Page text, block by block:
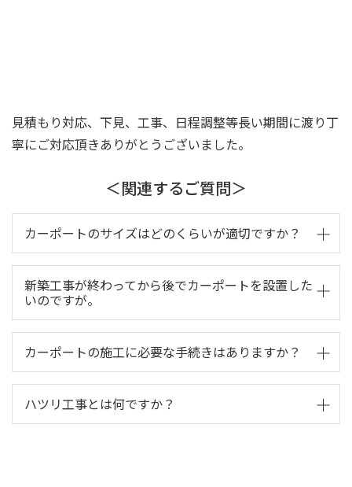
見積もり対応、下見、工事、日程調整等長い期間に渡り丁
寧にご対応頂きありがとうございました。
＜関連するご質問＞
カーポートのサイズはどのくらいが適切ですか？
カーポートのサイズは、駐車する車の大きさに合わせ
て選びましょう。車両の全長、全幅、全高に加えて、
余裕を持ったサイズを選ぶのがおすすめです。
新築工事が終わってから後でカーポートを設置した
いのですが。
最初にハウスメーカー（住宅会社）へカーポートを付
けると伝え、あらかじめ「柱の部分のコンクリートを
打たない」ようにお願いしておくと、後でカーポート
を付ける際に費用が上がりません。コンクリートを先
に打ってしまうと、穴あけのための工事費が余分にか
カーポートの施工に必要な手続きはありますか？
カーポートの施工には、建築確認申請が必要になる場
ハツリ工事とは何ですか？